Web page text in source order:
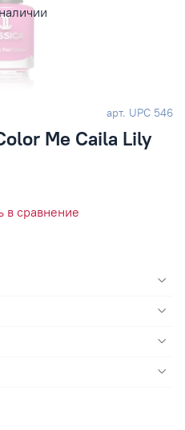
арт. UPC 546
Me Caila Lily
в сравнение